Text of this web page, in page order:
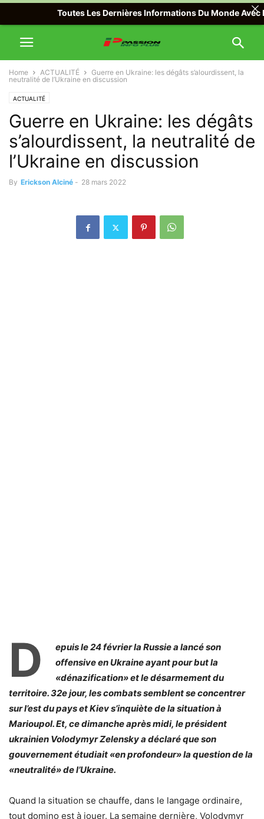
Home ACTUALITÉ
Guerre en Ukraine: les dégâts s’alourdissent, la
neutralité de l’Ukraine en discussion
ACTUALITÉ
Guerre en Ukraine: les dégâts
s’alourdissent, la neutralité de
l’Ukraine en discussion
By Erickson Alciné - 28 mars 2022
D
epuis le 24 février la Russie a lancé son
offensive en Ukraine ayant pour but la
«dénazification» et le désarmement du
territoire. 32e jour, les combats semblent se concentrer
sur l’est du pays et Kiev s’inquiète de la situation à
Marioupol. Et, ce dimanche après midi, le président
ukrainien Volodymyr Zelensky a déclaré que son
gouvernement étudiait «en profondeur» la question de la
«neutralité» de l’Ukraine.
Quand la situation se chauffe, dans le langage ordinaire,
tout domino est à jouer. La semaine dernière, Volodymyr
Toutes Les Dernières Informations Du Monde Avec